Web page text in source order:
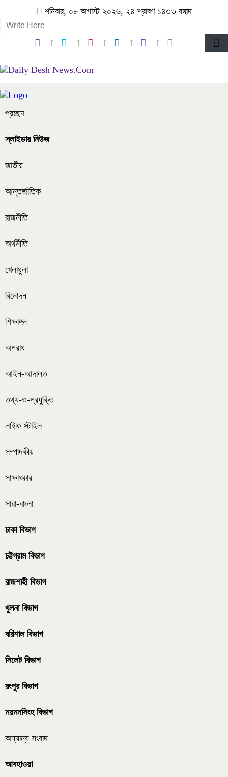
শনিবার, ০৮ অগাস্ট ২০২৬, ২৪ শ্রাবণ ১৪৩৩ বঙ্গাব্দ
প্রচ্ছদ
স্লাইডার নিউজ
জাতীয়
আন্তর্জাতিক
রাজনীতি
অর্থনীতি
খেলাধুলা
বিনোদন
শিক্ষাঙ্গন
অপরাধ
আইন-আদালত
তথ্য-ও-প্রযুক্তি
লাইফ স্টাইল
সম্পাদকীয়
সাক্ষাৎকার
সারা-বাংলা
ঢাকা বিভাগ
চট্টগ্রাম বিভাগ
রাজশাহী বিভাগ
খুলনা বিভাগ
বরিশাল বিভাগ
সিলেট বিভাগ
রংপুর বিভাগ
ময়মনসিংহ বিভাগ
অন্যান্য সংবাদ
আবহাওয়া